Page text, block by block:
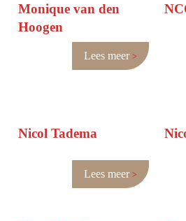
Monique van den
Hoogen
Lees meer
Nicol Tadema
Lees meer